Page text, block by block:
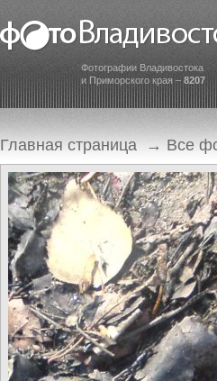
Фотографии Владивостока
и Приморского края – 8207
Главная страница → Все